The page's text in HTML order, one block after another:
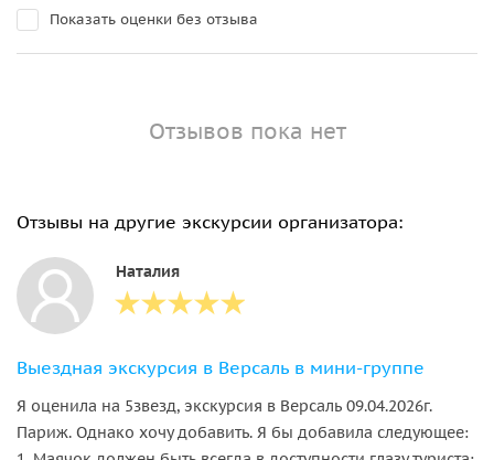
Показать оценки без отзыва
Отзывов пока нет
Отзывы на другие экскурсии организатора:
Наталия
Выездная экскурсия в Версаль в мини-группе
Я оценила на 5звезд, экскурсия в Версаль 09.04.2026г.
Париж. Однако хочу добавить. Я бы добавила следующее: